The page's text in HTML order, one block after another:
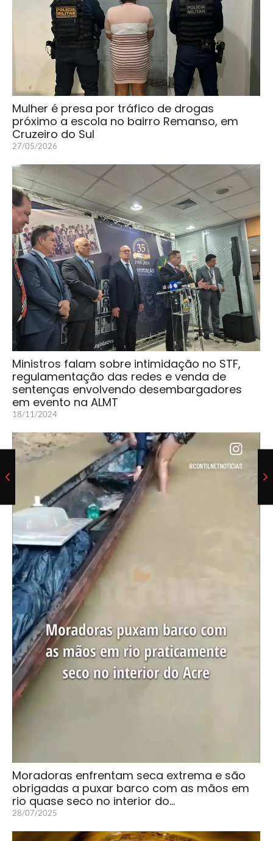
Mulher é presa por tráfico de drogas
próximo a escola no bairro Remanso, em
Cruzeiro do Sul
27/05/2026
Ministros falam sobre intimidação no STF,
regulamentação das redes e venda de
sentenças envolvendo desembargadores
em evento na ALMT
18/11/2024
Moradoras enfrentam seca extrema e são
obrigadas a puxar barco com as mãos em
rio quase seco no interior do…
28/07/2025